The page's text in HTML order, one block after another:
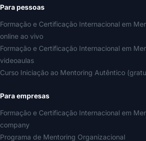
Para pessoas
Formação e Certificação Internacional em
online ao vivo
Formação e Certificação Internacional em
videoaulas
Curso Iniciação ao Mentoring Autêntico
Para empresas
Formação e Certificação Internacional em
company
Programa de Mentoring Organizacional